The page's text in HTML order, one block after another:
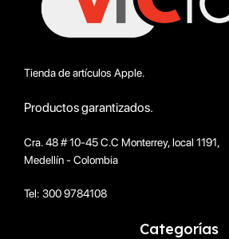
Tienda de artículos Apple.
Productos garantizados.
Cra. 48 # 10-45 C.C Monterrey, local 1191,
Medellín - Colombia
Tel: 300 9784108
Categorías